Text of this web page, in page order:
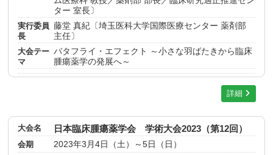
ター 室長〕
実行委員
長
藤堂 真紀〔埼玉医科大学国際医療センター 薬剤部
主任〕
大会テー
マ
バタフライ・エフェクト ～小さな羽ばたきから臨床
腫瘍薬学の発展へ～
詳細
大会名 日本臨床腫瘍薬学会 学術大会2023（第12回）
会期
2023年3月4日（土）～5日（日）